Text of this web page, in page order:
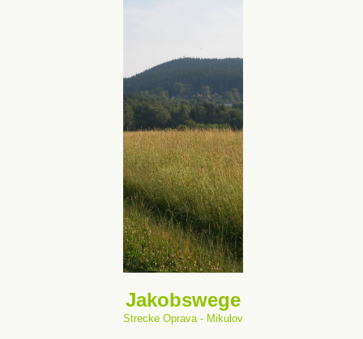
Jakobswege
Strecke Oprava - Mikulov